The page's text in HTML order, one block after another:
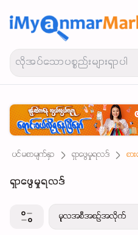
ပင်မစာမျက်နှာ ရှာဖွေမှုရလဒ် စာ
ရှာဖွေမှုရလဒ်
မူလအစီအစဉ်အလိုက်